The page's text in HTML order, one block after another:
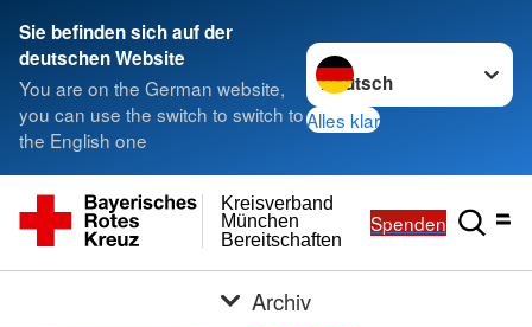
Sie befinden sich auf der
deutschen Website
You are on the German website,
you can use the switch to switch to
the English one
Sprache wechseln zu
Alles klar
Bereitschaften
München
Kreisverband
Spenden
Archiv